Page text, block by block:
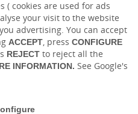
( cookies are used for ads
your visit to the website
advertising. You can accept
ACCEPT, press CONFIGURE
REJECT to reject all the
INFORMATION. See Google's